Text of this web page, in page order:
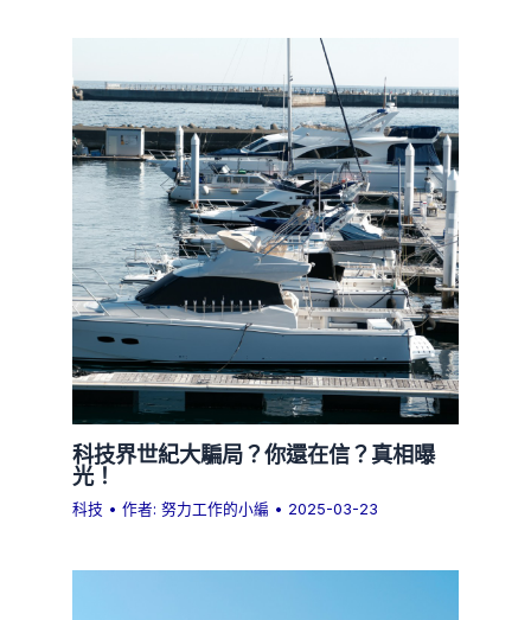
科技界世紀大騙局？你還在信？真相曝
光！
科技 • 作者:努力工作的小編 • 2025-03-23